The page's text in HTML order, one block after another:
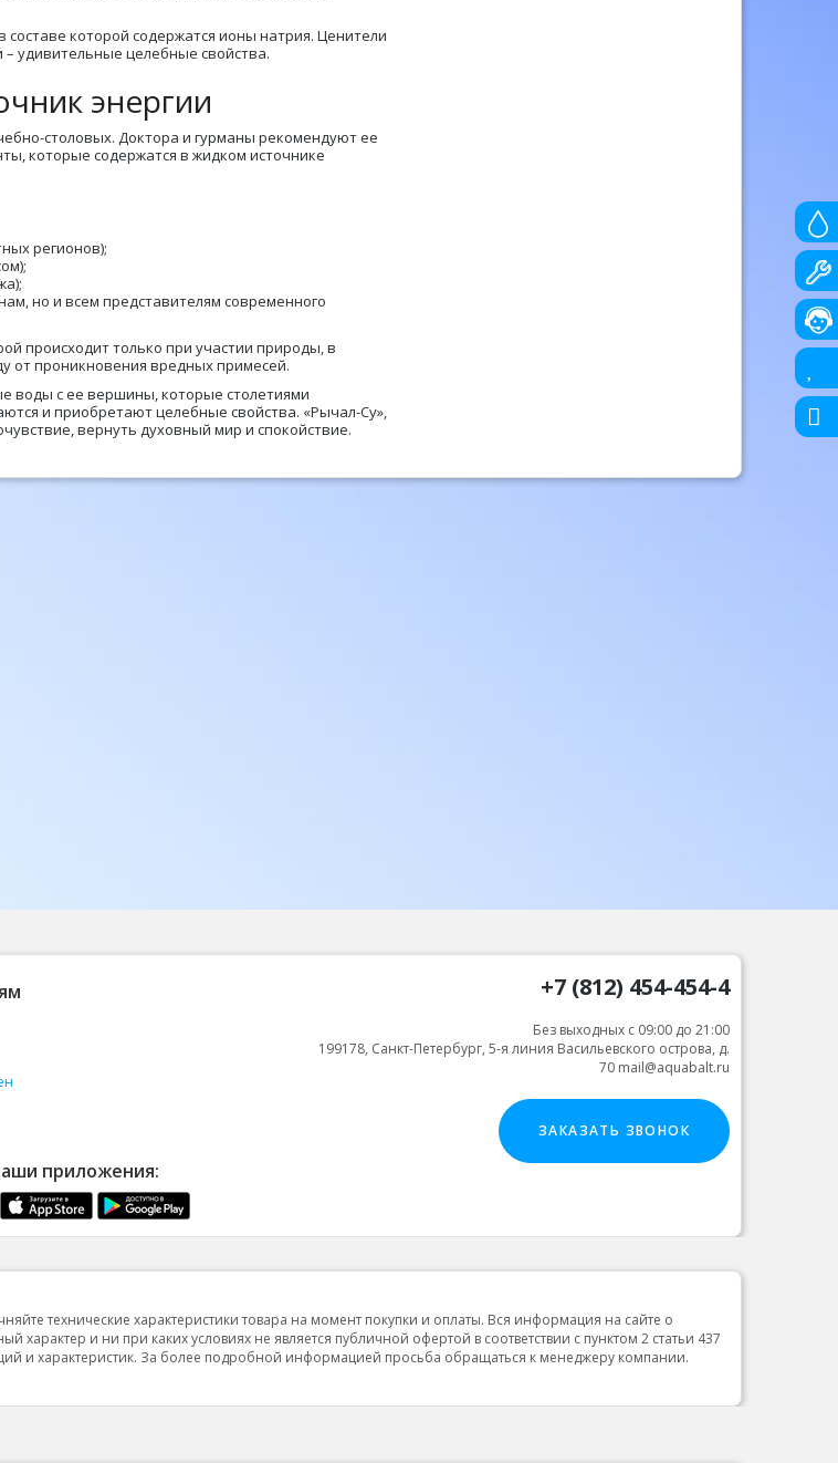
которой содержатся ионы натрия. Ценители
удивительные целебные свойства.
энергии
столовых. Доктора и гурманы рекомендуют ее
которые содержатся в жидком источнике
регионов);
но и всем представителям современного
происходит только при участии природы, в
от проникновения вредных примесей.
воды с ее вершины, которые столетиями
и приобретают целебные свойства. «Рычал-Су»,
вернуть духовный мир и спокойствие.
приложения:
+7 (812) 454-454-4
Без выходных с 09:00 до 21:00
199178, Санкт-Петербург, 5-я линия Васильевского острова, д.
70 mail@aquabalt.ru
ЗАКАЗАТЬ ЗВОНОК
технические характеристики товара на момент покупки и оплаты. Вся информация на сайте о
характер и ни при каких условиях не является публичной офертой в соответствии с пунктом 2 статьи 437
и характеристик. За более подробной информацией просьба обращаться к менеджеру компании.